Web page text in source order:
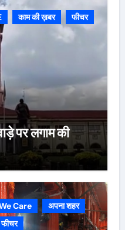
काम की ख़बर फीचर
पर लगाम की
Care
अपना शहर
फीचर